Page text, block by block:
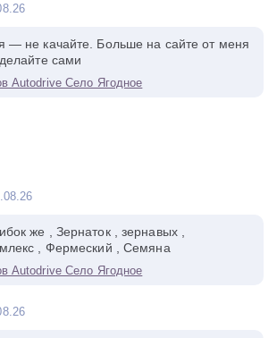
— не качайте. Больше на сайте от меня
сами
Autodrive Село Ягодное
же , Зернаток , зернавых ,
, Фермеский , Семяна
Autodrive Село Ягодное